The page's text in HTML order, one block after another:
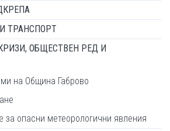
ТРАНСПОРТ
ОБЩЕСТВЕН РЕД И
на Община Габрово
за опасни метеорологични явления